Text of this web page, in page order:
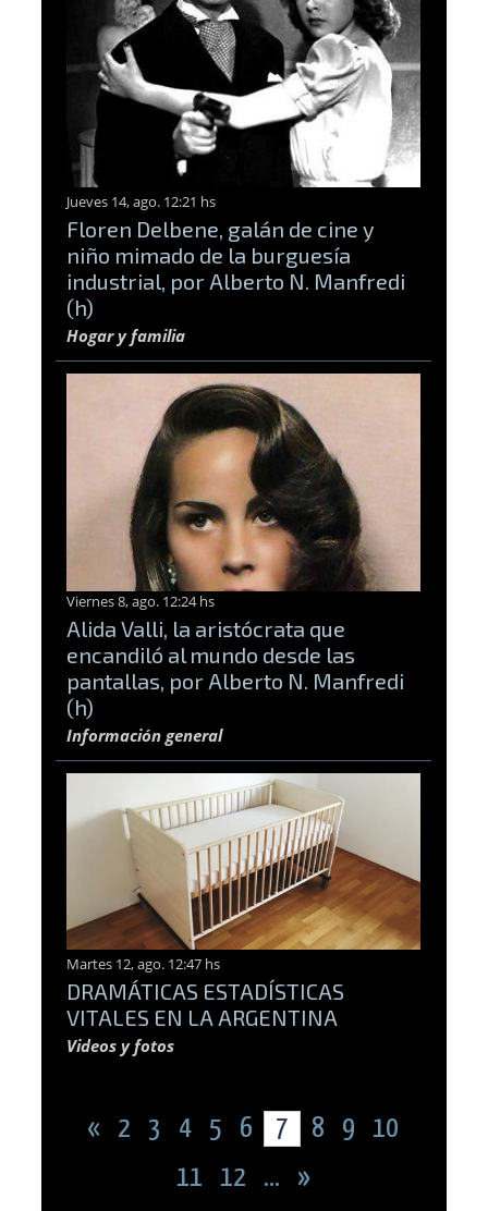
Jueves 14, ago. 12:21 hs
Floren Delbene, galán de cine y
niño mimado de la burguesía
industrial, por Alberto N. Manfredi
(h)
Hogar y familia
Viernes 8, ago. 12:24 hs
Alida Valli, la aristócrata que
encandiló al mundo desde las
pantallas, por Alberto N. Manfredi
(h)
Información general
Martes 12, ago. 12:47 hs
DRAMÁTICAS ESTADÍSTICAS
VITALES EN LA ARGENTINA
Videos y fotos
« 2 3 4 5 6 7 8 9
10
11
12 ... »